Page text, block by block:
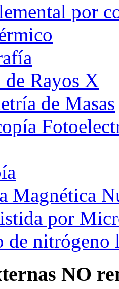
por
Rayos X
de Masas
Magnética
por
de nitrógeno
NO